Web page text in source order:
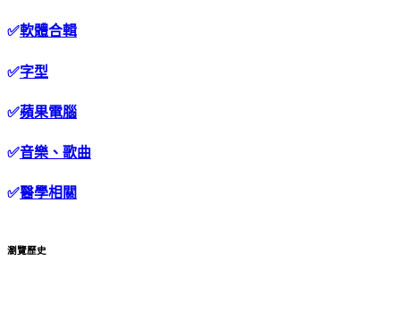
✅軟體合輯
✅字型
✅蘋果電腦
✅音樂、歌曲
✅醫學相關
瀏覽歷史